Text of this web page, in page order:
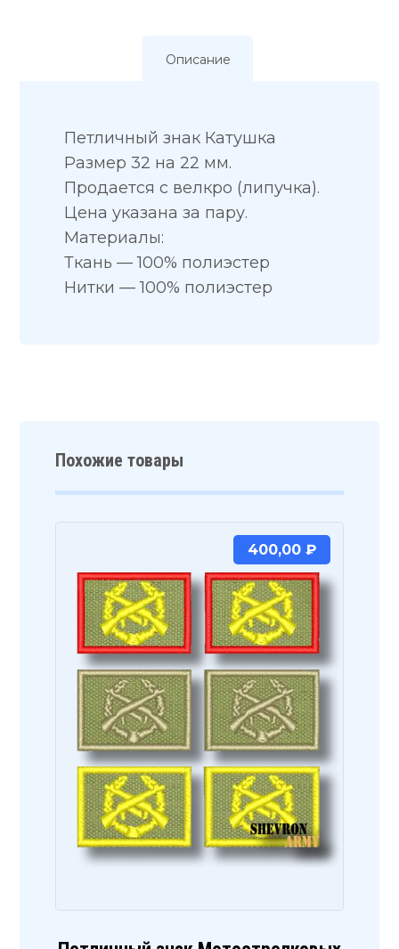
Описание
Петличный знак Катушка
Размер 32 на 22 мм.
Продается с велкро (липучка).
Цена указана за пару.
Материалы:
Ткань — 100% полиэстер
Нитки — 100% полиэстер
Похожие товары
400,00 ₽